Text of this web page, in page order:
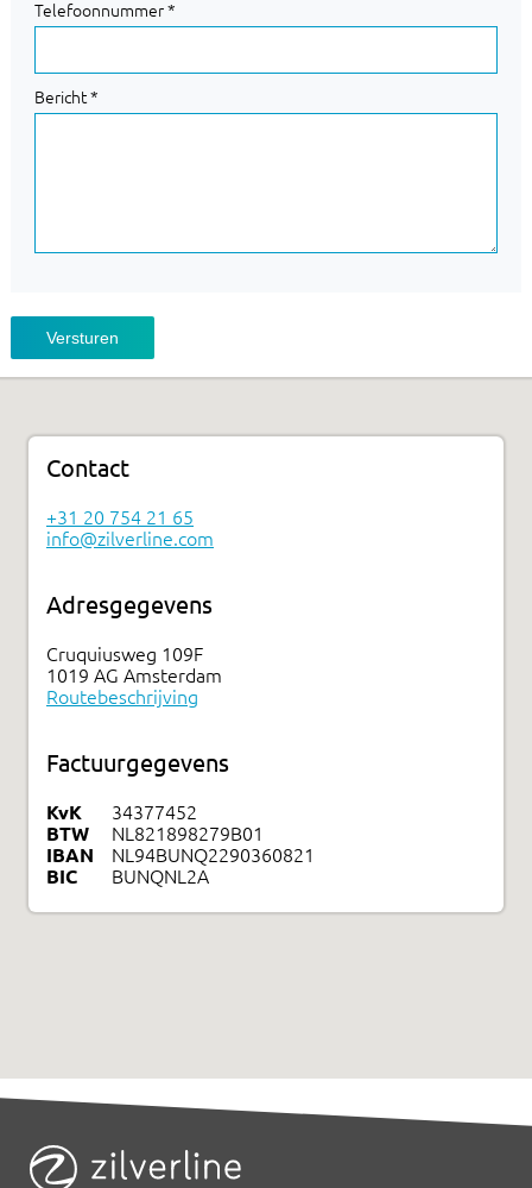
Telefoonnummer *
Bericht *
Versturen
Contact
+31 20 754 21 65
info@zilverline.com
Adresgegevens
Cruquiusweg 109F
1019 AG Amsterdam
Routebeschrijving
Factuurgegevens
KvK
34377452
BTW
NL821898279B01
IBAN
NL94BUNQ2290360821
BIC
BUNQNL2A